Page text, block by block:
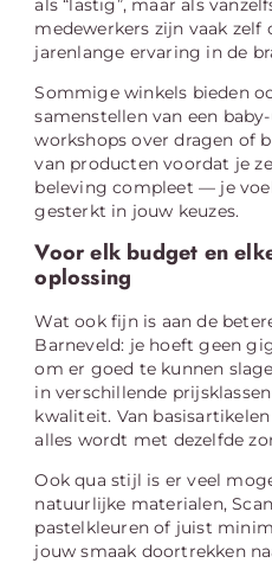
als “lastig”, maar als
medewerkers zijn vaak zelf
jarenlange ervaring in de
Sommige winkels bieden
samenstellen van een
workshops over dragen of
van producten voordat je
beleving compleet — je
gesterkt in jouw keuzes.
Voor elk budget en
oplossing
Wat ook fijn is aan de
Barneveld: je hoeft geen
om er goed te kunnen
in verschillende
kwaliteit. Van
alles wordt met dezelfde
Ook qua stijl is er veel
natuurlijke materialen,
pastelkleuren of juist
jouw smaak doortrekken